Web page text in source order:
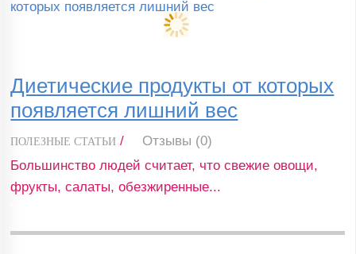
Диетические продукты от которых
появляется лишний вес
ПОЛЕЗНЫЕ СТАТЬИ /
Отзывы (0)
Большинство людей считает, что свежие овощи,
фрукты, салаты, обезжиренные...